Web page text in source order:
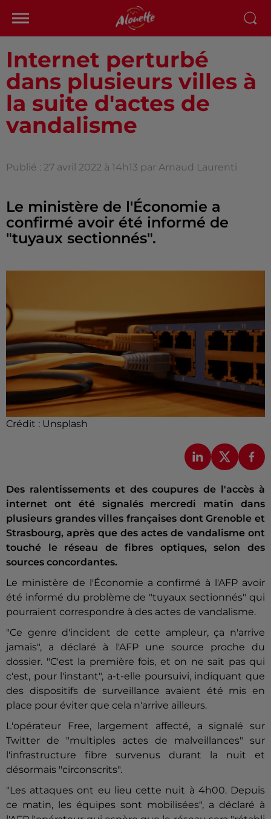
Internet perturbé
dans plusieurs villes à
la suite d'actes de
vandalisme
Publié : 27 avril 2022 à 14h13 par Arnaud Laurenti
Le ministère de l'Économie a
confirmé avoir été informé de
"tuyaux sectionnés".
Crédit : Unsplash
Des ralentissements et des coupures de l'accès à
internet ont été signalés mercredi matin dans
plusieurs grandes villes françaises dont Grenoble et
Strasbourg, après que des actes de vandalisme ont
touché le réseau de fibres optiques, selon des
sources concordantes.
Le ministère de l'Économie a confirmé à l'AFP avoir
été informé du problème de "tuyaux sectionnés" qui
pourraient correspondre à des actes de vandalisme.
"Ce genre d'incident de cette ampleur, ça n'arrive
jamais", a déclaré à l'AFP une source proche du
dossier. "C'est la première fois, et on ne sait pas qui
c'est, pour l'instant", a-t-elle poursuivi, indiquant que
des dispositifs de surveillance avaient été mis en
place pour éviter que cela n'arrive ailleurs.
L'opérateur Free, largement affecté, a signalé sur
Twitter de "multiples actes de malveillances" sur
l'infrastructure fibre survenus durant la nuit et
désormais "circonscrits".
"Les attaques ont eu lieu cette nuit à 4h00. Depuis
ce matin, les équipes sont mobilisées", a déclaré à